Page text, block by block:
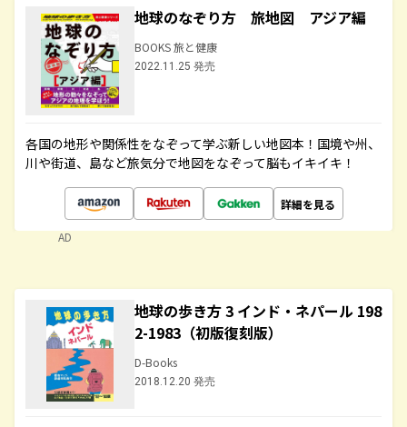
地球のなぞり方 旅地図 アジア編
BOOKS 旅と健康
2022.11.25 発売
各国の地形や関係性をなぞって学ぶ新しい地図本！国境や州、
川や街道、島など旅気分で地図をなぞって脳もイキイキ！
詳細を見る
AD
地球の歩き方 3 インド・ネパール 198
2-1983（初版復刻版）
D-Books
2018.12.20 発売